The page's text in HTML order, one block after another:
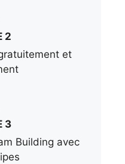
2
et
3
Building avec